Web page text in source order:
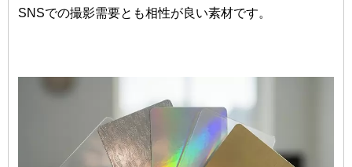
SNSでの撮影需要とも相性が良い素材です。